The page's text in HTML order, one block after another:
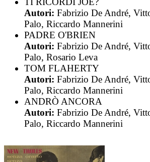
Autori: Fabrizio De André,
Palo, Riccardo Mannerini
PADRE O'BRIEN
Autori: Fabrizio De André,
Palo, Rosario Leva
TOM FLAHERTY
Autori: Fabrizio De André,
Palo, Riccardo Mannerini
ANDRÒ ANCORA
Autori: Fabrizio De André,
Palo, Riccardo Mannerini